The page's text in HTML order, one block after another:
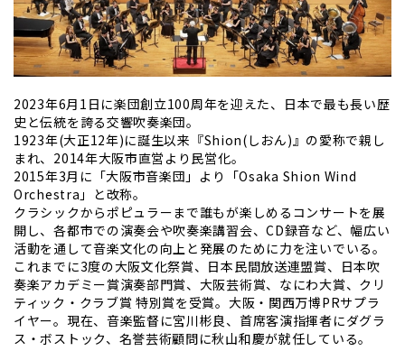
2023年6月1日に楽団創立100周年を迎えた、日本で最も⻑い歴
史と伝統を誇る交響吹奏楽団。
1923年(大正12年)に誕生以来『Shion(しおん)』の愛称で親し
まれ、2014年大阪市直営より⺠営化。
2015年3月に「大阪市音楽団」より「Osaka Shion Wind
Orchestra」と改称。
クラシックからポピュラーまで誰もが楽しめるコンサートを展
開し、各都市での演奏会や吹奏楽講習会、CD録音など、幅広い
活動を通して音楽文化の向上と発展のために力を注いでいる。
これまでに3度の大阪文化祭賞、日本⺠間放送連盟賞、日本吹
奏楽アカデミー賞演奏部門賞、大阪芸術賞、なにわ大賞、クリ
ティック・クラブ賞 特別賞を受賞。大阪・関西万博PRサプラ
イヤー。現在、音楽監督に宮川彬良、首席客演指揮者にダグラ
ス・ボストック、名誉芸術顧問に秋山和慶が就任している。